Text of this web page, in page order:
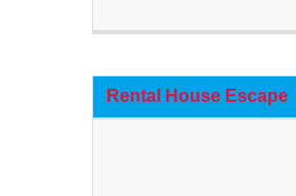
Rental House Escape